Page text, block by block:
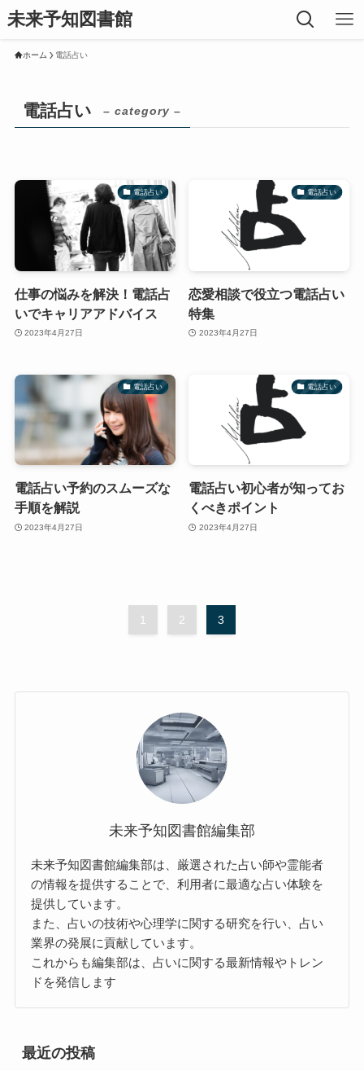
未来予知図書館
ホーム 電話占い
電話占い – category –
電話占い
仕事の悩みを解決！電話占
いでキャリアアドバイス
2023年4月27日
電話占い
恋愛相談で役立つ電話占い
特集
2023年4月27日
電話占い
電話占い予約のスムーズな
手順を解説
2023年4月27日
電話占い
電話占い初心者が知ってお
くべきポイント
2023年4月27日
1 2 3
未来予知図書館編集部
未来予知図書館編集部は、厳選された占い師や霊能者
の情報を提供することで、利用者に最適な占い体験を
提供しています。
また、占いの技術や心理学に関する研究を行い、占い
業界の発展に貢献しています。
これからも編集部は、占いに関する最新情報やトレン
ドを発信します
最近の投稿